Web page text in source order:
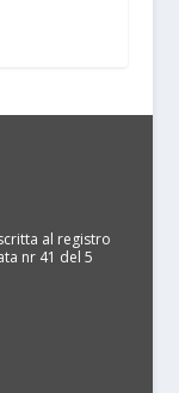
al registro
nr 41 del 5